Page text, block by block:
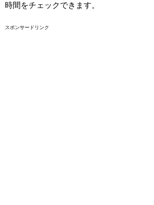
時間をチェックできます。
スポンサードリンク